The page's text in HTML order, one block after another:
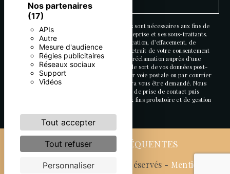
Nos partenaires
(17)
APIs
Autre
Mesure d'audience
Régies publicitaires
Réseaux sociaux
Support
Vidéos
Tout accepter
Tout refuser
Personnaliser
** Les données personnelles communiquées sont nécessaires aux fins de
vous contacter. Elles sont destinées à l'entreprise et ses sous-traitants.
Vous disposez de droits d’accès, de rectification, d’effacement, de
portabilité, de limitation, d’opposition, de retrait de votre consentement
à tout moment et du droit d’introduire une réclamation auprès d’une
autorité de contrôle, ainsi que d’organiser le sort de vos données post-
mortem. Vous pouvez exercer ces droits par voie postale ou par courrier
électronique. Un justificatif d'identité pourra vous être demandé. Nous
conservons vos données pendant la période de prise de contact puis
pendant la durée de prescription légale aux fins probatoire et de gestion
RECHERCHES FRÉQUENTES
Vistalid- 2026 - Tous droits réservés - Mentions